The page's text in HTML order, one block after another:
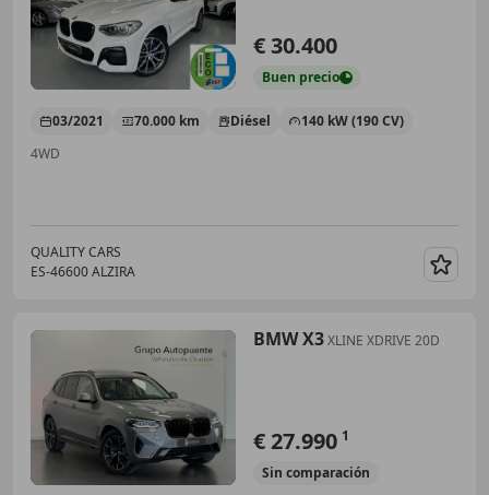
€ 30.400
Buen precio
03/2021 70.000 km Diésel
140 kW (190 CV)
4WD
QUALITY CARS
ES-46600 ALZIRA
BMW X3XLINE XDRIVE 20D
€ 27.990 1
Sin comparación